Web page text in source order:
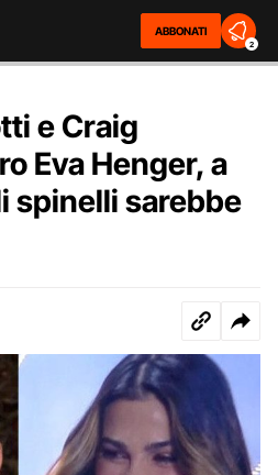
ABBONATI
2
e Craig
Eva Henger, a
spinelli sarebbe